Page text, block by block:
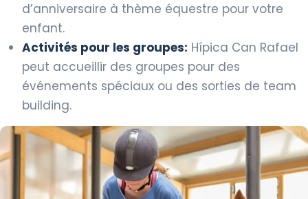
d’anniversaire à thème équestre pour votre
enfant.
Activités pour les groupes: Hípica Can Rafael
peut accueillir des groupes pour des
événements spéciaux ou des sorties de team
building.